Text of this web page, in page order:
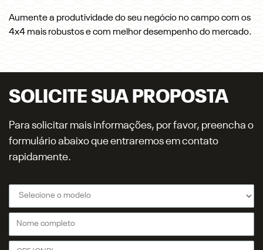
Aumente a produtividade do seu negócio no campo com os
4x4 mais robustos e com melhor desempenho do mercado.
SOLICITE SUA PROPOSTA
Para solicitar mais informações, por favor, preencha o
formulário abaixo que entraremos em contato
rapidamente.